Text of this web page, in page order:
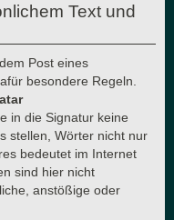
Text und
Post eines
besondere Regeln.
in die Signatur keine
stellen, Wörter nicht nur
bedeutet im Internet
sind hier nicht
anstößige oder